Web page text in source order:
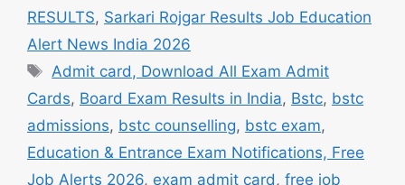
RESULTS, Sarkari Rojgar Results Job Education
Alert News India 2026
Tags
Admit card, Download All Exam Admit
Cards, Board Exam Results in India, Bstc, bstc
admissions, bstc counselling, bstc exam,
Education & Entrance Exam Notifications, Free
Job Alerts 2026, exam admit card , free job